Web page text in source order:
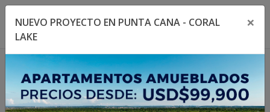
Toggle navigation menu
NUEVO PROYECTO EN PUNTA CANA - CORAL
LAKE
×